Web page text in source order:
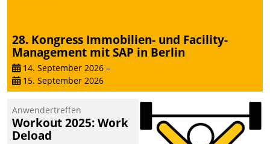
28. Kongress Immobilien- und Facility-
Management mit SAP in Berlin
14. September 2026 –
15. September 2026
Anwendertreffen
Workout 2025: Work
Deload